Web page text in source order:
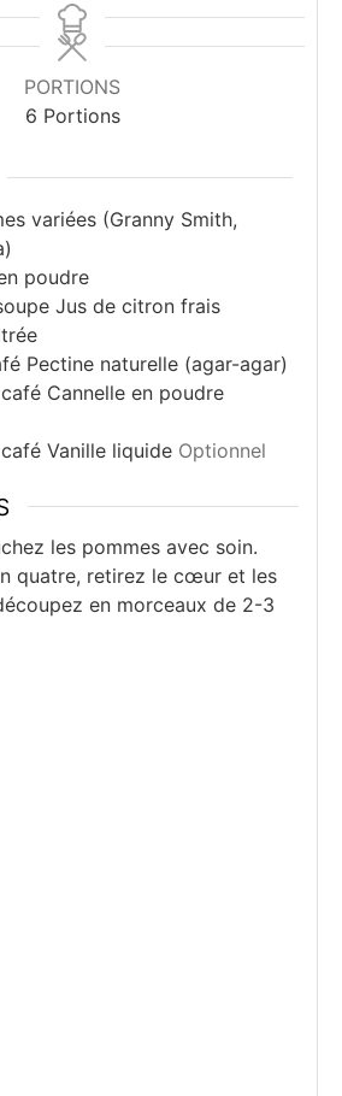
PORTIONS
6 Portions
variées (Granny Smith,
poudre
Jus de citron frais
Pectine naturelle (agar-agar)
Cannelle en poudre
Vanille liquide Optionnel
les pommes avec soin.
quatre, retirez le cœur et les
en morceaux de 2-3